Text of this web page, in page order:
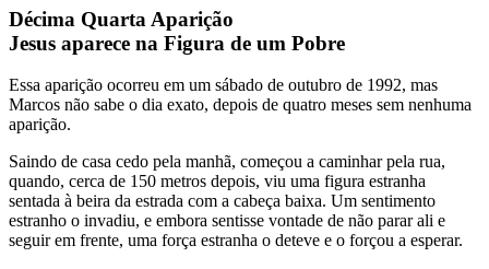
Décima Quarta Aparição
Jesus aparece na Figura de um Pobre
Essa aparição ocorreu em um sábado de outubro de 1992, mas
Marcos não sabe o dia exato, depois de quatro meses sem nenhuma
aparição.
Saindo de casa cedo pela manhã, começou a caminhar pela rua,
quando, cerca de 150 metros depois, viu uma figura estranha
sentada à beira da estrada com a cabeça baixa. Um sentimento
estranho o invadiu, e embora sentisse vontade de não parar ali e
seguir em frente, uma força estranha o deteve e o forçou a esperar.